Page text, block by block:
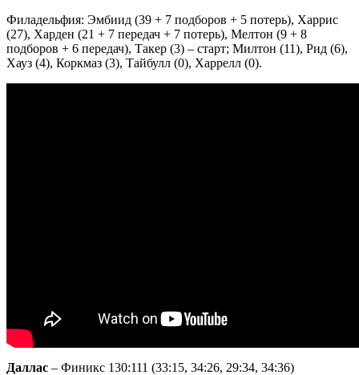
Филадельфия: Эмбиид (39 + 7 подборов + 5 потерь), Харрис
(27), Харден (21 + 7 передач + 7 потерь), Мелтон (9 + 8
подборов + 6 передач), Такер (3) – старт; Милтон (11), Рид (6),
Хауз (4), Коркмаз (3), Тайбулл (0), Харрелл (0).
Даллас – Финикс 130:111 (33:15, 34:26, 29:34, 34:36)